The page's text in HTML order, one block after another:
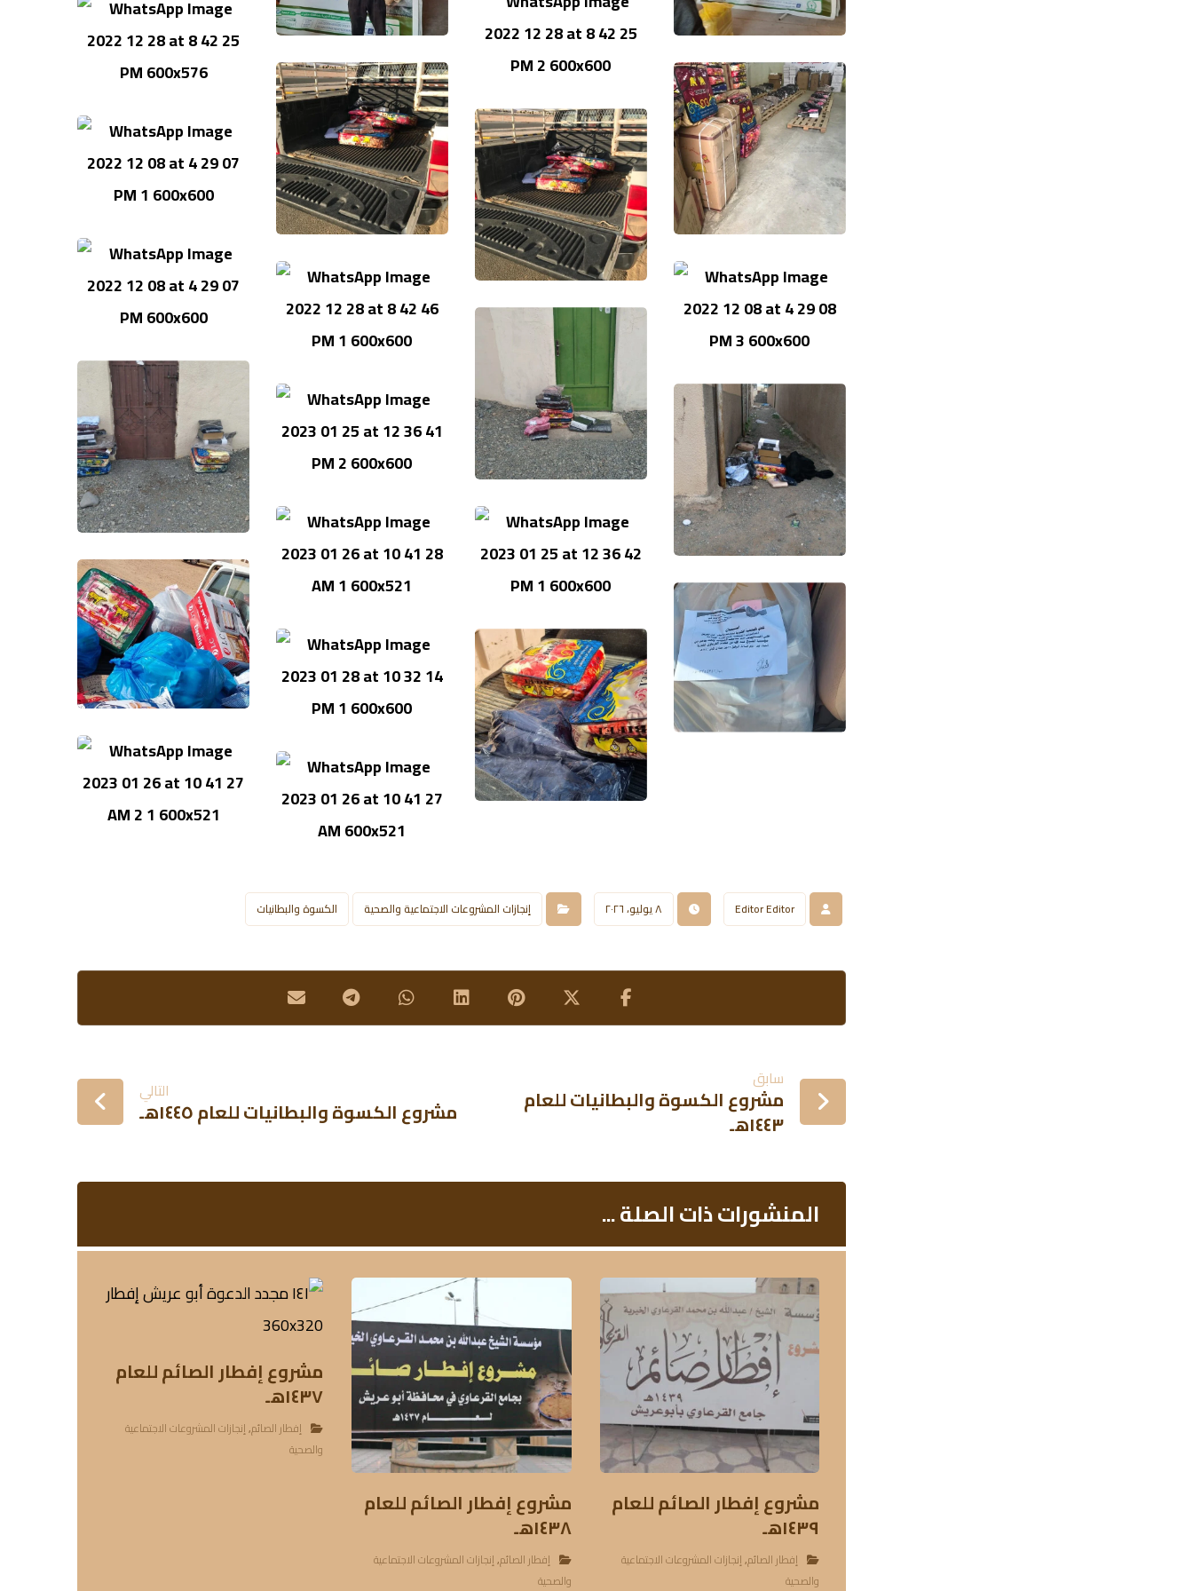
Editor Editor ٨ يوليو، ٢٠٢٦ إنجازات المشروعات الاجتماعية والصحية الكسوة والبطانيات
سابق
مشروع الكسوة والبطانيات للعام
١٤٤٣هـ
التالي
مشروع الكسوة والبطانيات للعام ١٤٤٥هـ
المنشورات ذات الصلة ...
مشروع إفطار الصائم للعام
١٤٣٩هـ
إفطار الصائم,إنجازات المشروعات الاجتماعية
والصحية
مشروع إفطار الصائم للعام
١٤٣٨هـ
إفطار الصائم,إنجازات المشروعات الاجتماعية
والصحية
مشروع إفطار الصائم للعام
١٤٣٧هـ
إفطار الصائم,إنجازات المشروعات الاجتماعية
والصحية